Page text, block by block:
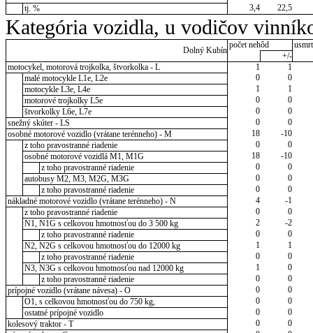
tj. %
3,4 22,5
Kategória vozidla, u vodičov
Dolný Kubín
počet nehôd
+/-
motocykel, motorová trojkolka, štvorkolka - L
1
1
malé motocykle L1e, L2e
0
0
motocykle L3e, L4e
1
1
motorové trojkolky L5e
0
0
štvorkolky L6e, L7e
0
0
snežný skúter - LS
0
0
osobné motorové vozidlo (vrátane terénneho) - M
18
-10
z toho pravostranné riadenie
0
0
osobné motorové vozidlá M1, M1G
18
-10
z toho pravostranné riadenie
0
0
autobusy M2, M3, M2G, M3G
0
0
z toho pravostranné riadenie
0
0
nákladné motorové vozidlo (vrátane terénneho) - N
4
-1
z toho pravostranné riadenie
0
0
N1, N1G s celkovou hmotnosťou do 3 500 kg
2
-2
z toho pravostranné riadenie
0
0
N2, N2G s celkovou hmotnosťou do 12000 kg
1
1
z toho pravostranné riadenie
0
0
N3, N3G s celkovou hmotnosťou nad 12000 kg
1
0
z toho pravostranné riadenie
0
0
prípojné vozidlo (vrátane návesa) - O
0
0
O1, s celkovou hmotnosťou do 750 kg,
0
0
ostatné prípojné vozidlo
0
0
kolesový traktor - T
0
0